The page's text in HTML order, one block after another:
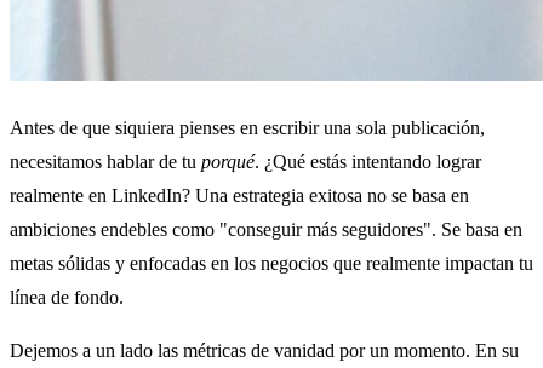
Antes de que siquiera pienses en escribir una sola publicación,
necesitamos hablar de tu porqué. ¿Qué estás intentando lograr
realmente en LinkedIn? Una estrategia exitosa no se basa en
ambiciones endebles como "conseguir más seguidores". Se basa en
metas sólidas y enfocadas en los negocios que realmente impactan tu
línea de fondo.
Dejemos a un lado las métricas de vanidad por un momento. En su